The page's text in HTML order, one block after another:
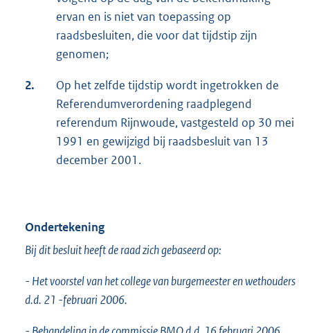
ervan en is niet van toepassing op
raadsbesluiten, die voor dat tijdstip zijn
genomen;
2.
Op het zelfde tijdstip wordt ingetrokken de
Referendumverordening raadplegend
referendum Rijnwoude, vastgesteld op 30 mei
1991 en gewijzigd bij raadsbesluit van 13
december 2001.
Ondertekening
Bij dit besluit heeft de raad zich gebaseerd op:
- Het voorstel van het college van burgemeester en wethouders
d.d. 21 -februari 2006.